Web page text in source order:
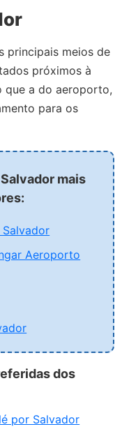
principais meios de
próximos à
que a do aeroporto,
para os
mais
Aeroporto
dos
por Salvador